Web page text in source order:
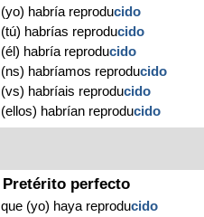
(yo) habría reproducido
(tú) habrías reproducido
(él) habría reproducido
(ns) habríamos reproducido
(vs) habríais reproducido
(ellos) habrían reproducido
Pretérito perfecto
que (yo) haya reproducido